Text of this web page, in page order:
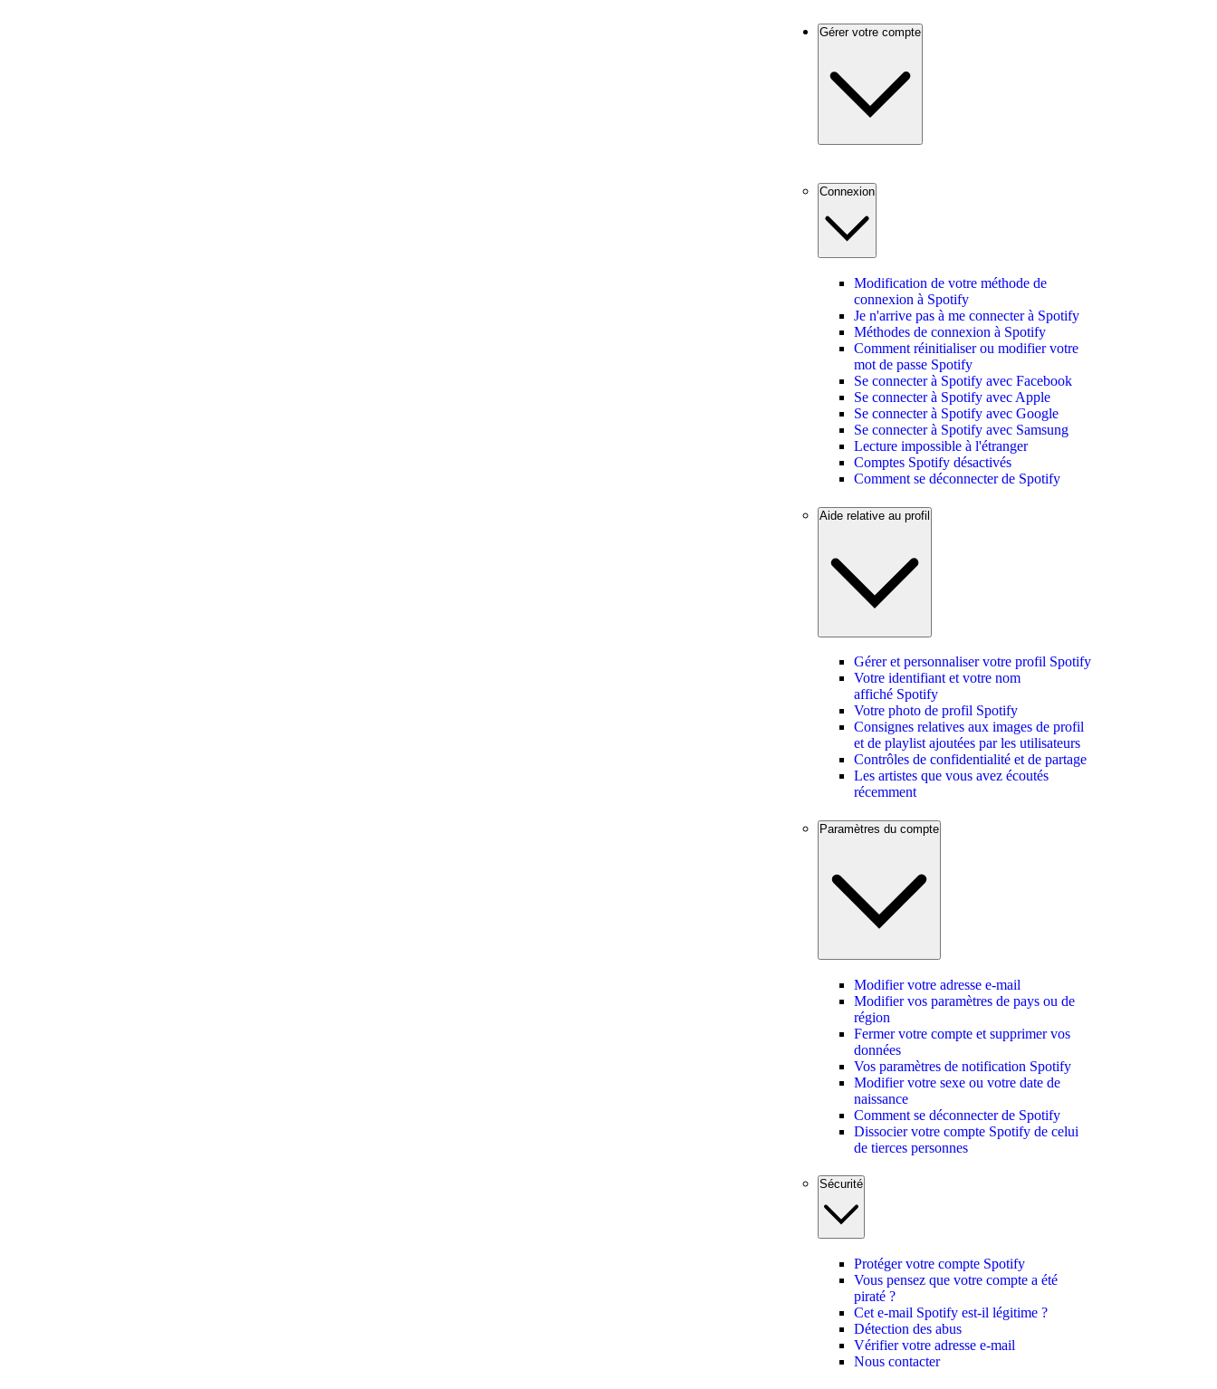
Gérer votre compte
Connexion
Modification de votre méthode de
connexion à Spotify
Je n'arrive pas à me connecter à Spotify
Méthodes de connexion à Spotify
Comment réinitialiser ou modifier votre
mot de passe Spotify
Se connecter à Spotify avec Facebook
Se connecter à Spotify avec Apple
Se connecter à Spotify avec Google
Se connecter à Spotify avec Samsung
Lecture impossible à l'étranger
Comptes Spotify désactivés
Comment se déconnecter de Spotify
Aide relative au profil
Gérer et personnaliser votre profil Spotify
Votre identifiant et votre nom
affiché Spotify
Votre photo de profil Spotify
Consignes relatives aux images de profil
et de playlist ajoutées par les utilisateurs
Contrôles de confidentialité et de partage
Les artistes que vous avez écoutés
récemment
Paramètres du compte
Modifier votre adresse e-mail
Modifier vos paramètres de pays ou de
région
Fermer votre compte et supprimer vos
données
Vos paramètres de notification Spotify
Modifier votre sexe ou votre date de
naissance
Comment se déconnecter de Spotify
Dissocier votre compte Spotify de celui
de tierces personnes
Sécurité
Protéger votre compte Spotify
Vous pensez que votre compte a été
piraté ?
Cet e-mail Spotify est-il légitime ?
Détection des abus
Vérifier votre adresse e-mail
Nous contacter